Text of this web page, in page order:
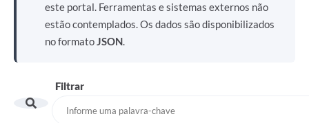
este portal. Ferramentas e sistemas externos não
estão contemplados. Os dados são disponibilizados
no formatoJSON.
Filtrar